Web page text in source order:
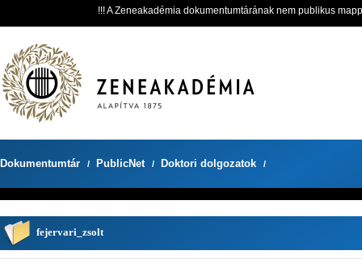
!!! A Zeneakadémia dokumentumtárának nem publikus
Dokumentumtár / PublicNet / Doktori dolgozatok /
fejervari_zsolt